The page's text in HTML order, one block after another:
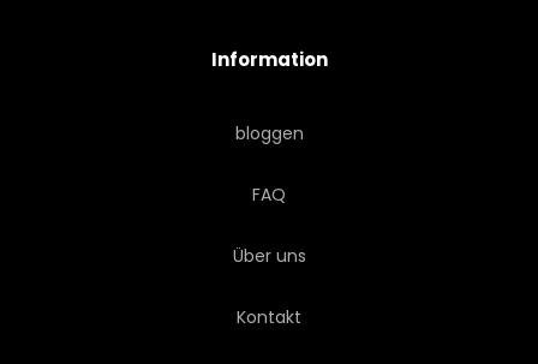
Information
bloggen
FAQ
Über uns
Kontakt